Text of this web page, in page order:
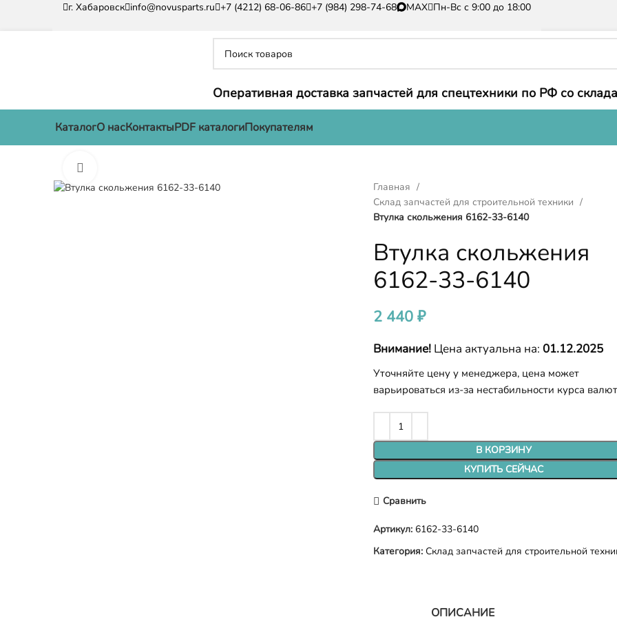
г. Хабаровск info@novusparts.ru +7 (4212) 68-06-86 +7 (984) 298-74-68 MAX Пн-Вс с 9:00 до 18:00
Оперативная доставка запчастей для спецтехники по РФ со
КаталогО насКонтактыPDF каталогиПокупателям
Главная
Склад запчастей для строительной техники
Втулка скольжения 6162-33-6140
Втулка скольжения
6162-33-6140
2 440₽
Внимание! Цена актуальна на: 01.12.2025
Уточняйте цену у менеджера, цена может
варьироваться из-за нестабильности курса
В КОРЗИНУ
КУПИТЬ СЕЙЧАС
Сравнить
Артикул: 6162-33-6140
Категория: Склад запчастей для строительной
ОПИСАНИЕ